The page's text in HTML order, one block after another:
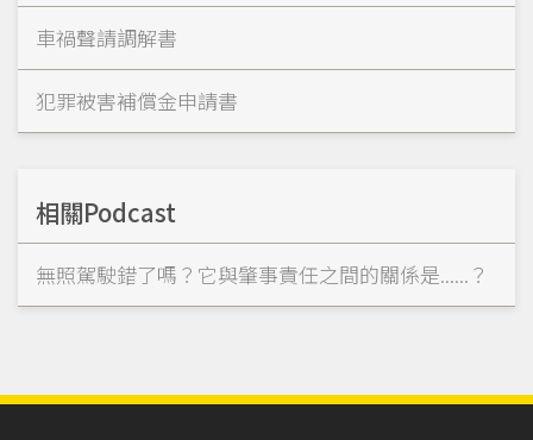
車禍聲請調解書
犯罪被害補償金申請書
相關Podcast
無照駕駛錯了嗎？它與肇事責任之間的關係是......？